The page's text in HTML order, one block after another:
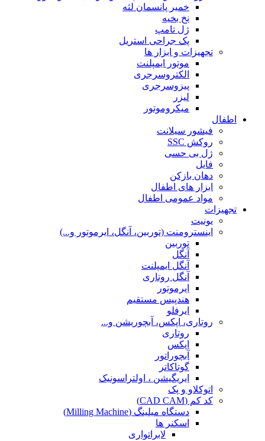
خمیر پانسمان لثه
نخ بخیه
ژل تامپ
پک جراحی استریل
تجهیزات و ابزار ها
موتور ایمپلنت
الکتروسرجری
پیزوسرجری
لیزر
میکروموتور
اطفال
فیشور سیلانت
روکش SSC
ژل بی حسی
فایل
دهان بازکن
ابزار های اطفال
مواد عمومی اطفال
تجهیزات
یونیت
اینسترومنت (توربین، آنگل، ایرموتور و...)
توربین
آنگل
آنگل ایمپلنت
آنگل روتاری
ایرموتور
هندپیس مستقیم
ایرفلو
روتاری، اپکس، آبچوریشن و...
روتاری
اپکس
آبچوراتور
گوتاکاتر
ایریگیشن ، اولتراسونیک
اتوکلاو و پک
کد کم (CAD CAM)
دستگاه میلینگ (Milling Machine)
اسکنر ها
لابراتواری